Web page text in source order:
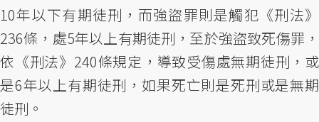
10年以下有期徒刑，而強盜罪則是觸犯《刑法》
236條，處5年以上有期徒刑，至於強盜致死傷罪，
依《刑法》240條規定，導致受傷處無期徒刑，或
是6年以上有期徒刑，如果死亡則是死刑或是無期
徒刑。